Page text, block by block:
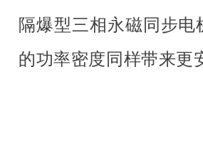
隔爆型三相永磁同步
的功率密度同样带来更